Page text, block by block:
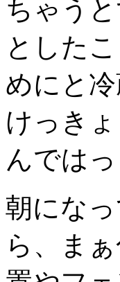
ちゃう
とした
めにと
けっき
んでは
朝にな
ら、ま